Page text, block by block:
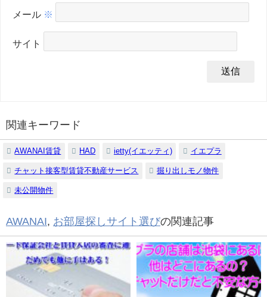
メール ※
サイト
関連キーワード
AWANAI賃貸 HAD ietty(イエッティ) イエプラ
チャット接客型賃貸不動産サービス 掘り出しモノ物件
未公開物件
AWANAI, お部屋探しサイト選びの関連記事